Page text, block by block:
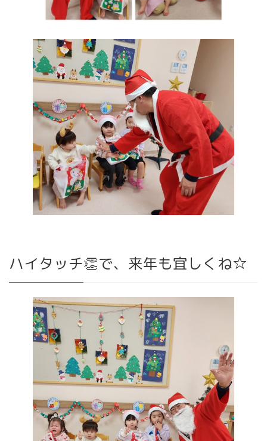
ハイタッチ👏で、来年も宜しくね☆